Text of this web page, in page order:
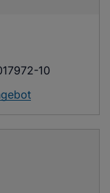
10